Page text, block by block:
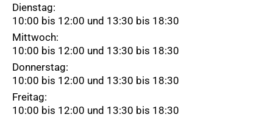
Dienstag:
10:00 bis 12:00 und 13:30 bis 18:30
Mittwoch:
10:00 bis 12:00 und 13:30 bis 18:30
Donnerstag:
10:00 bis 12:00 und 13:30 bis 18:30
Freitag:
10:00 bis 12:00 und 13:30 bis 18:30